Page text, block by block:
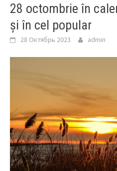
28 octombrie în
și în cel popular
28 Октябрь 2023 admin